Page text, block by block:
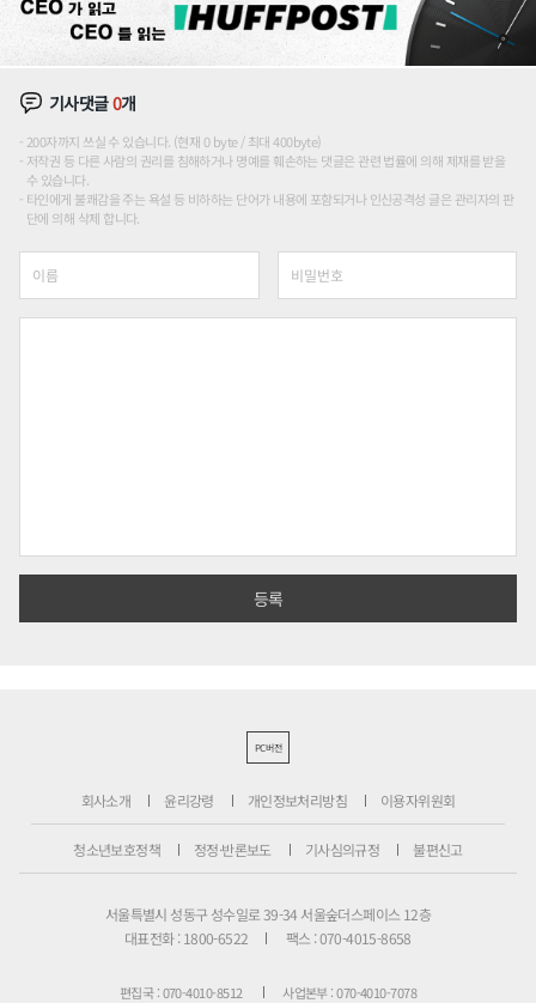
기사댓글0개
200자까지 쓰실 수 있습니다. (현재 0 byte / 최대 400byte)
저작권 등 다른 사람의 권리를 침해하거나 명예를 훼손하는 댓글은 관련 법률에 의해 제재를 받을
수 있습니다.
타인에게 불쾌감을 주는 욕설 등 비하하는 단어가 내용에 포함되거나 인신공격성 글은 관리자의 판
단에 의해 삭제 합니다.
PC버전
회사소개 윤리강령 개인정보처리방침 이용자위원회
청소년보호정책 정정·반론보도 기사심의규정 불편신고
서울특별시 성동구 성수일로 39-34 서울숲더스페이스 12층
대표전화 : 1800-6522
팩스 : 070-4015-8658
편집국 : 070-4010-8512 사업본부 : 070-4010-7078